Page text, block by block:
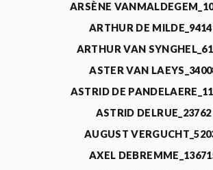
ARSÈNE
ARTHUR DE
ARTHUR VAN
ASTER VAN
ASTRID DE
ASTRID DELRUE_23762
AUGUST
AXEL